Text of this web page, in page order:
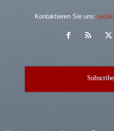
Kontaktieren Sie uns: